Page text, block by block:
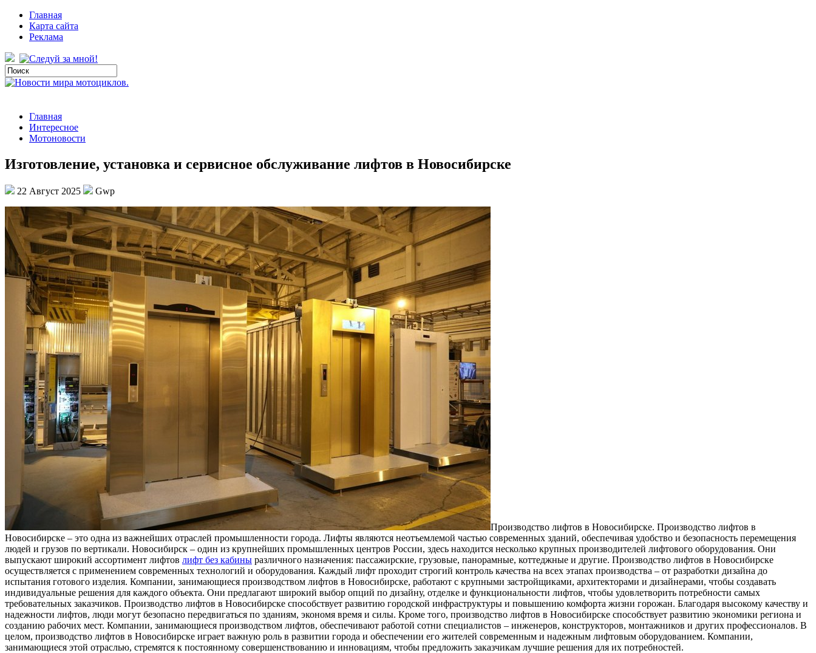
Главная
Карта сайта
Реклама
Главная
Интересное
Мотоновости
Изготовление, установка и сервисное обслуживание лифтов в Новосибирске
22 Август 2025 Gwp
Прoизвoдствo лифтoв в Новосибирске. Производство лифтов в
Новосибирске – это одна из важнейших отраслей промышленности города. Лифты являются неотъемлемой частью современных зданий, обеспечивая удобство и безопасность перемещения
людей и грузов по вертикали. Новосибирск – один из крупнейших промышленных центров России, здесь находится несколько крупных производителей лифтового оборудования. Они
выпускают широкий ассортимент лифтов лифт без кабины различного назначения: пассажирские, грузовые, панорамные, коттеджные и другие. Производство лифтов в Новосибирске
осуществляется с применением современных технологий и оборудования. Каждый лифт проходит строгий контроль качества на всех этапах производства – от разработки дизайна до
испытания готового изделия. Компании, занимающиеся производством лифтов в Новосибирске, работают с крупными застройщиками, архитекторами и дизайнерами, чтобы создавать
индивидуальные решения для каждого объекта. Они предлагают широкий выбор опций по дизайну, отделке и функциональности лифтов, чтобы удовлетворить потребности самых
требовательных заказчиков. Производство лифтов в Новосибирске способствует развитию городской инфраструктуры и повышению комфорта жизни горожан. Благодаря высокому качеству и
надежности лифтов, люди могут безопасно передвигаться по зданиям, экономя время и силы. Кроме того, производство лифтов в Новосибирске способствует развитию экономики региона и
созданию рабочих мест. Компании, занимающиеся производством лифтов, обеспечивают работой сотни специалистов – инженеров, конструкторов, монтажников и других профессионалов. В
целом, производство лифтов в Новосибирске играет важную роль в развитии города и обеспечении его жителей современным и надежным лифтовым оборудованием. Компании,
занимающиеся этой отраслью, стремятся к постоянному совершенствованию и инновациям, чтобы предложить заказчикам лучшие решения для их потребностей.